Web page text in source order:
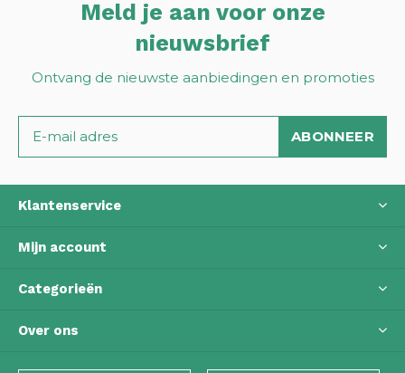
Meld je aan voor onze
nieuwsbrief
Ontvang de nieuwste aanbiedingen en promoties
ABONNEER
Klantenservice
Mijn account
Categorieën
Over ons